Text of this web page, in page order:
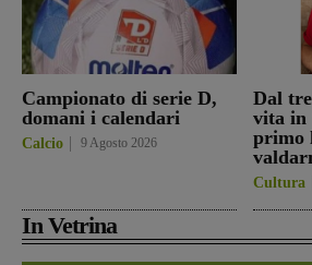
Campionato di serie D,
domani i calendari
Calcio 9 Agosto 2026
Dal
vita in
primo
Cultura
In Vetrina